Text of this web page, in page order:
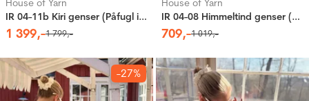
IR 04-11b Kiri genser (Påfugl in Paris)
1 399,-1 799,-
IR 04-08 Himmeltind genser (Soft)
709,-1 019,-
-27%